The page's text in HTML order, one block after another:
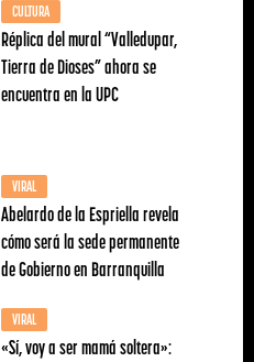
CULTURA
Réplica del mural “Valledupar,
Tierra de Dioses” ahora se
encuentra en la UPC
VIRAL
Abelardo de la Espriella revela
cómo será la sede permanente
de Gobierno en Barranquilla
VIRAL
«Sí, voy a ser mamá soltera»: